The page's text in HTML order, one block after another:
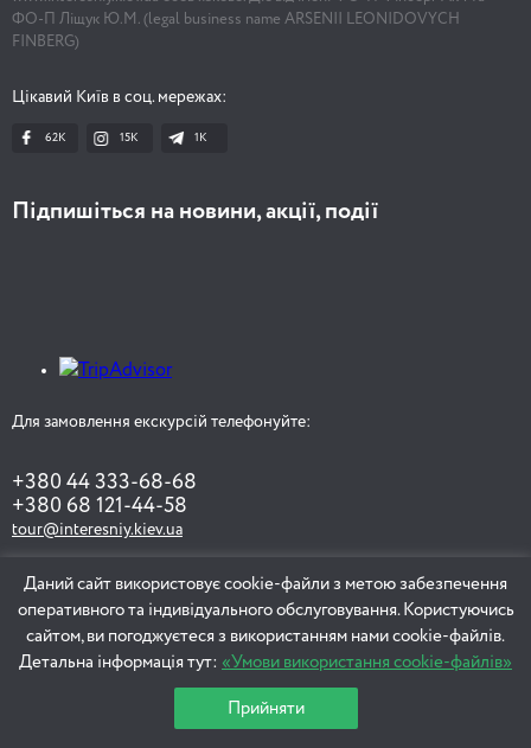
ФО-П Ліщук Ю.М. (legal business name ARSENII LEONIDOVYCH
FINBERG)
Цікавий Київ в соц. мережах:
62K 15K 1К
Підпишіться на новини, акції, події
Для замовлення екскурсій телефонуйте:
+380 44 333-68-68
+380 68 121-44-58
tour@interesniy.kiev.ua
ЗАМОВИТИ ЕКСКУРСІЮ
Даний сайт використовує cookie-файли з метою забезпечення
оперативного та індивідуального обслуговування. Користуючись
сайтом, ви погоджуєтеся з використанням нами cookie-файлів.
Детальна інформація тут: «Умови використання cookie-файлів»
Прийняти